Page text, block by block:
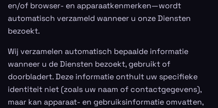
en/of browser- en apparaatkenmerken—wordt
automatisch verzameld wanneer u onze Diensten
bezoekt.
Wij verzamelen automatisch bepaalde informatie
wanneer u de Diensten bezoekt, gebruikt of
doorbladert. Deze informatie onthult uw specifieke
identiteit niet (zoals uw naam of contactgegevens),
maar kan apparaat- en gebruiksinformatie omvatten,